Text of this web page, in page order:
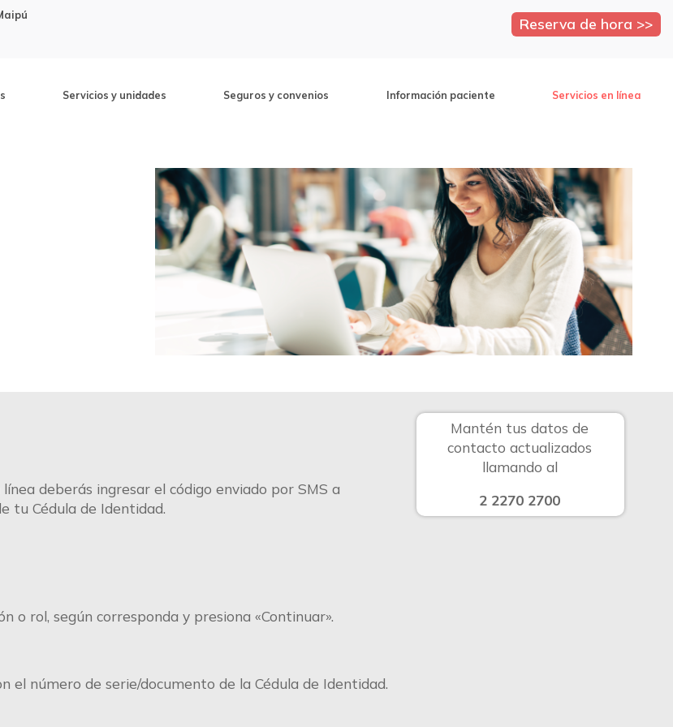
Reserva de hora >>
Servicios y unidades Seguros y convenios Información paciente Servicios en línea
deberás ingresar el código enviado por SMS a
tu Cédula de Identidad.
Mantén tus datos de
contacto actualizados
llamando al
2 2270 2700
o rol, según corresponda y presiona «Continuar».
el número de serie/documento de la Cédula de Identidad.